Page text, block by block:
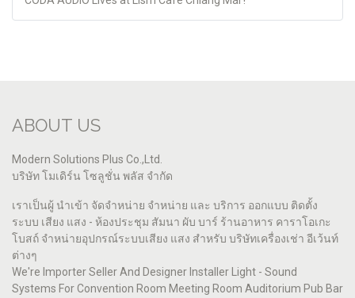
ABOUT US
Modern Solutions Plus Co.,Ltd.
บริษัท โมเดิร์น โซลูชั่น พลัส จำกัด
เราเป็นผู้ นำเข้า จัดจำหน่าย จำหน่าย และ บริการ ออกแบบ ติดตั้ง
ระบบ เสียง แสง - ห้องประชุม สัมนา ผับ บาร์ ร้านอาหาร คาราโอเกะ
โบสถ์ จำหน่ายอุปกรณ์ระบบเสียง แสง สำหรับ บริษัทเครื่องเช่า อีเว้นท์
ต่างๆ
We're Importer Seller And Designer Installer Light - Sound
Systems For Convention Room Meeting Room Auditorium Pub Bar